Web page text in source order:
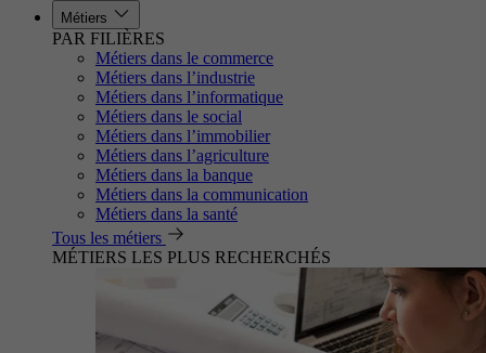
Métiers
PAR FILIÈRES
Métiers dans le commerce
Métiers dans l’industrie
Métiers dans l’informatique
Métiers dans le social
Métiers dans l’immobilier
Métiers dans l’agriculture
Métiers dans la banque
Métiers dans la communication
Métiers dans la santé
Tous les métiers
MÉTIERS LES PLUS RECHERCHÉS